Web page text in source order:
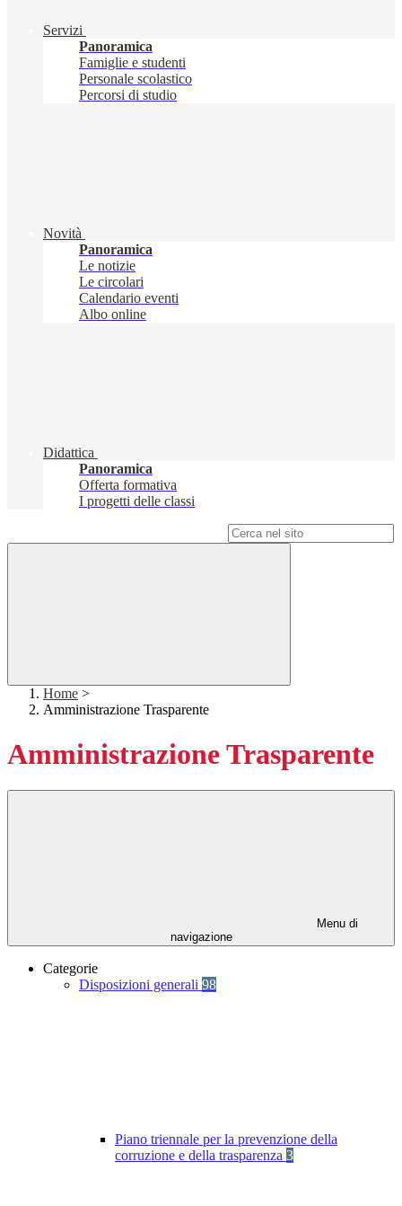
Servizi
Panoramica
Famiglie e studenti
Personale scolastico
Percorsi di studio
Novità
Panoramica
Le notizie
Le circolari
Calendario eventi
Albo online
Didattica
Panoramica
Offerta formativa
I progetti delle classi
Home >
Amministrazione Trasparente
Amministrazione Trasparente
Menu di
navigazione
Categorie
Disposizioni generali 98
Piano triennale per la prevenzione della
corruzione e della trasparenza 3